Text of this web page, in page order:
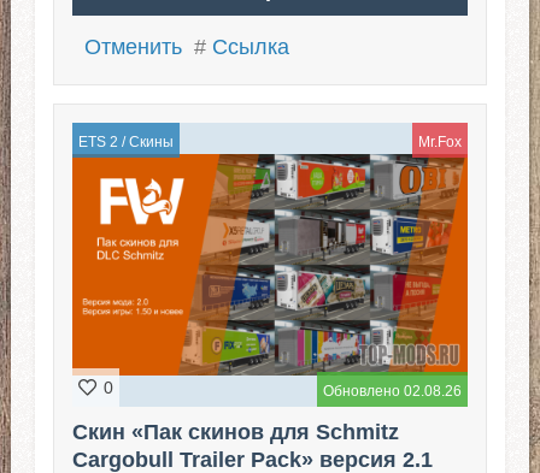
Отменить # Ссылка
ETS 2 /Скины Mr.Fox
Обновлено 02.08.26
0
Скин «Пак скинов для Schmitz
Cargobull Trailer Pack» версия 2.1